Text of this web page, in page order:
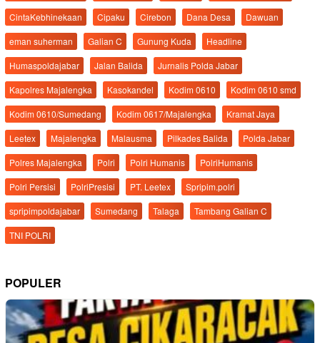
CintaKebhinekaan
Cipaku Cirebon Dana Desa
Dawuan
eman suherman
Galian C Gunung Kuda
Headline
Humaspoldajabar
Jalan Balida
Jurnalis Polda Jabar
Kapolres Majalengka
Kasokandel Kodim 0610
Kodim 0610 smd
Kodim 0610/Sumedang
Kodim 0617/Majalengka
Kramat Jaya
Leetex
Majalengka Malausma Pilkades Balida
Polda Jabar
Polres Majalengka
Polri Polri Humanis
PolriHumanis
Polri Persisi
PolriPresisi PT. Leetex
Spripim.polri
spripimpoldajabar
Sumedang Talaga
Tambang Galian C
TNI POLRI
POPULER